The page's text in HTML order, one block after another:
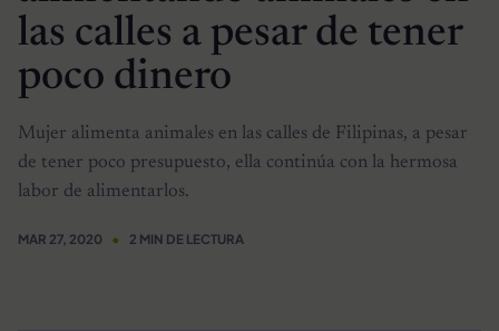
las calles a pesar de tener
poco dinero
Mujer alimenta animales en las calles de Filipinas, a pesar
de tener poco presupuesto, ella continúa con la hermosa
labor de alimentarlos.
MAR 27, 2020 2 MIN DE LECTURA